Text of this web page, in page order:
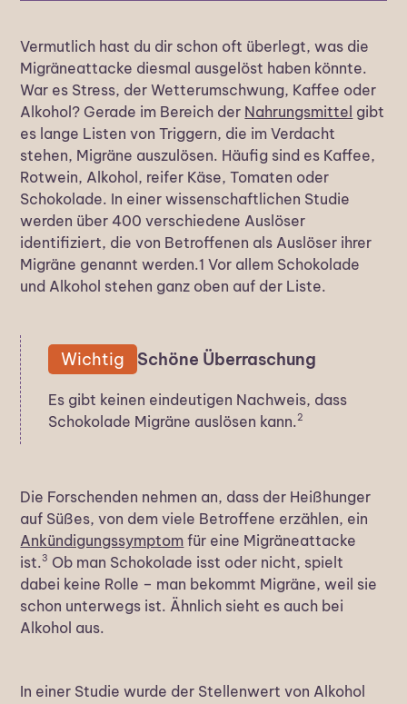
Vermutlich hast du dir schon oft überlegt, was die
Migräneattacke diesmal ausgelöst haben könnte.
War es Stress, der Wetterumschwung, Kaffee oder
Alkohol? Gerade im Bereich der Nahrungsmittel gibt
es lange Listen von Triggern, die im Verdacht
stehen, Migräne auszulösen. Häufig sind es Kaffee,
Rotwein, Alkohol, reifer Käse, Tomaten oder
Schokolade. In einer wissenschaftlichen Studie
werden über 400 verschiedene Auslöser
identifiziert, die von Betroffenen als Auslöser ihrer
Migräne genannt werden.1 Vor allem Schokolade
und Alkohol stehen ganz oben auf der Liste.
Wichtig Schöne Überraschung
Es gibt keinen eindeutigen Nachweis, dass
Schokolade Migräne auslösen kann.2
Die Forschenden nehmen an, dass der Heißhunger
auf Süßes, von dem viele Betroffene erzählen, ein
Ankündigungssymptom für eine Migräneattacke
ist.3 Ob man Schokolade isst oder nicht, spielt
dabei keine Rolle – man bekommt Migräne, weil sie
schon unterwegs ist. Ähnlich sieht es auch bei
Alkohol aus.
In einer Studie wurde der Stellenwert von Alkohol